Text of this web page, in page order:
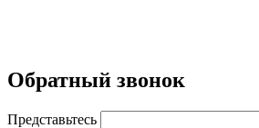
Обратный звонок
Представьтесь